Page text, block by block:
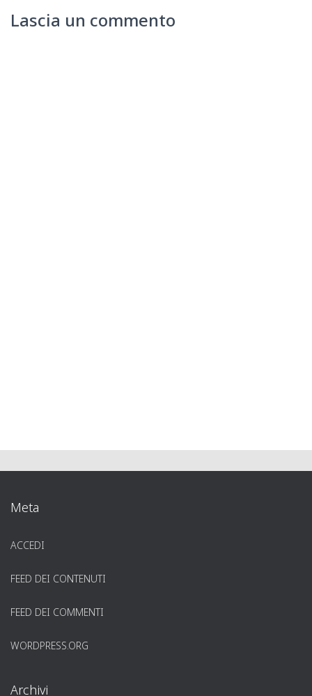
Lascia un commento
Meta
ACCEDI
FEED DEI CONTENUTI
FEED DEI COMMENTI
WORDPRESS.ORG
Archivi